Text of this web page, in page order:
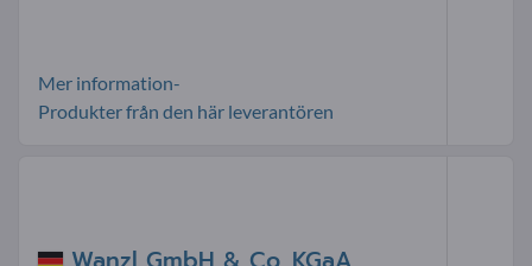
Mer information-
Produkter från den här leverantören